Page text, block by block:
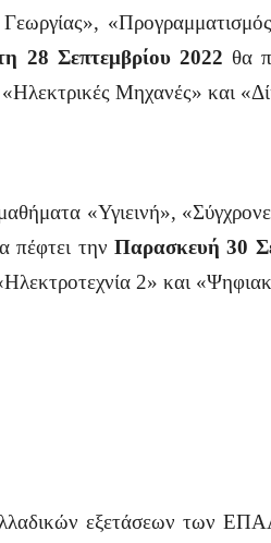
28 Σεπτεμβρίου 2022 θα
Μηχανές» και
«Υγιεινή»,
πέφτει την Παρασκευή 30
2» και
εξετάσεων των